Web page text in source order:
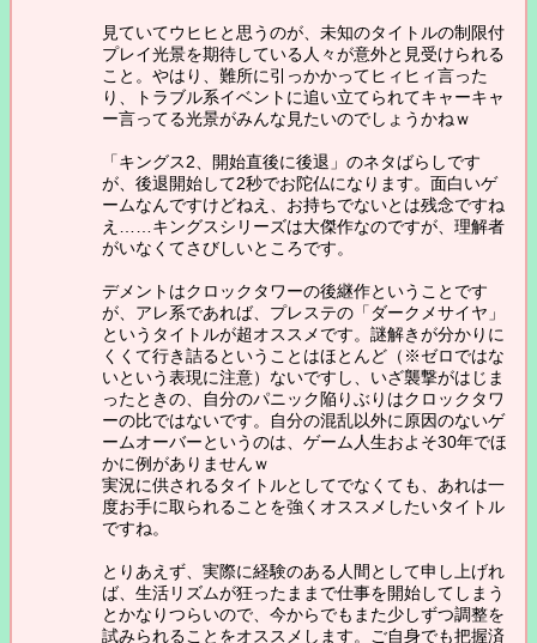
見ていてウヒヒと思うのが、未知のタイトルの制限付
プレイ光景を期待している人々が意外と見受けられる
こと。やはり、難所に引っかかってヒィヒィ言った
り、トラブル系イベントに追い立てられてキャーキャ
ー言ってる光景がみんな見たいのでしょうかねｗ
「キングス2、開始直後に後退」のネタばらしです
が、後退開始して2秒でお陀仏になります。面白いゲ
ームなんですけどねえ、お持ちでないとは残念ですね
え……キングスシリーズは大傑作なのですが、理解者
がいなくてさびしいところです。
デメントはクロックタワーの後継作ということです
が、アレ系であれば、プレステの「ダークメサイヤ」
というタイトルが超オススメです。謎解きが分かりに
くくて行き詰るということはほとんど（※ゼロではな
いという表現に注意）ないですし、いざ襲撃がはじま
ったときの、自分のパニック陥りぶりはクロックタワ
ーの比ではないです。自分の混乱以外に原因のないゲ
ームオーバーというのは、ゲーム人生およそ30年でほ
かに例がありませんｗ
実況に供されるタイトルとしてでなくても、あれは一
度お手に取られることを強くオススメしたいタイトル
ですね。
とりあえず、実際に経験のある人間として申し上げれ
ば、生活リズムが狂ったままで仕事を開始してしまう
とかなりつらいので、今からでもまた少しずつ調整を
試みられることをオススメします。ご自身でも把握済